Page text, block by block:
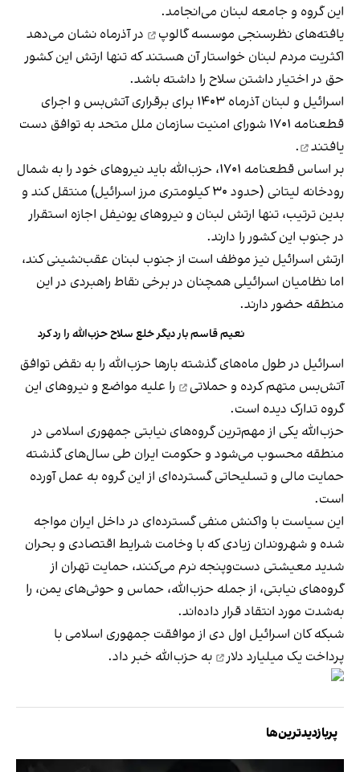
این گروه و جامعه لبنان می‌انجامد.
یافته‌های نظرسنجی موسسه گالوپ
در آذرماه نشان می‌دهد
اکثریت مردم لبنان خواستار آن هستند که تنها ارتش این کشور
حق در اختیار داشتن سلاح را داشته باشد.
اسرائیل و لبنان آذرماه ۱۴۰۳ برای برقراری آتش‌بس و اجرای
قطعنامه ۱۷۰۱ شورای امنیت سازمان ملل متحد
به توافق دست
یافتند
.
بر اساس قطعنامه ۱۷۰۱، حزب‌الله باید نیروهای خود را به شمال
رودخانه لیتانی (حدود ۳۰ کیلومتری مرز اسرائیل) منتقل کند و
بدین ترتیب، تنها ارتش لبنان و نیروهای یونیفل اجازه استقرار
در جنوب این کشور را دارند.
ارتش اسرائیل نیز موظف است از جنوب لبنان عقب‌نشینی کند،
اما نظامیان اسرائیلی همچنان در برخی نقاط راهبردی در این
منطقه حضور دارند.
نعیم قاسم بار دیگر خلع سلاح حزب‌الله را رد کرد
اسرائیل در طول ماه‌های گذشته بارها حزب‌الله را به نقض توافق
آتش‌بس متهم کرده وحملاتی
را علیه مواضع و نیروهای این
گروه تدارک دیده است.
حزب‌الله یکی از مهم‌ترین گروه‌های نیابتی جمهوری اسلامی در
منطقه محسوب می‌شود و حکومت ایران طی سال‌های گذشته
حمایت مالی و تسلیحاتی گسترده‌ای از این گروه به عمل آورده
است.
این سیاست با واکنش منفی گسترده‌ای در داخل ایران مواجه
شده و شهروندان زیادی که با وخامت شرایط اقتصادی و بحران
شدید معیشتی دست‌وپنجه نرم می‌کنند، حمایت تهران از
گروه‌های نیابتی، از جمله حزب‌الله، حماس و حوثی‌های یمن، را
به‌شدت مورد انتقاد قرار داده‌اند.
شبکه کان اسرائیل اول دی از موافقت جمهوری اسلامی با
پرداخت یک میلیارد دلار به حزب‌الله خبر داد.
پربازدیدترین‌ها